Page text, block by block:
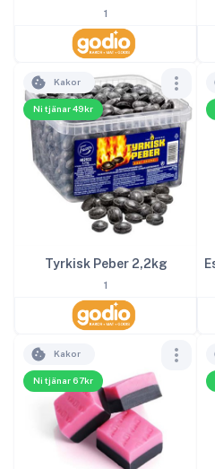
1
Ni tjänar 49kr
Kakor
Tyrkisk Peber 2,2kg
1
Ni tjänar 67kr
Kakor